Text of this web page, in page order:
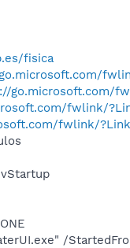
fisica
go.microsoft.com/
fwlink/
fwlink/
/